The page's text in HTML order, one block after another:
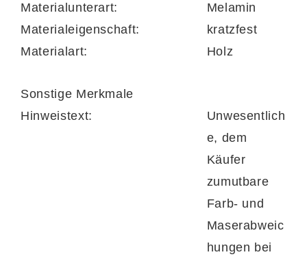
Materialunterart:
Melamin
Materialeigenschaft:
kratzfest
Materialart:
Holz
Sonstige Merkmale
Hinweistext:
Unwesentlich
e, dem
Käufer
zumutbare
Farb- und
Maserabweic
hungen bei